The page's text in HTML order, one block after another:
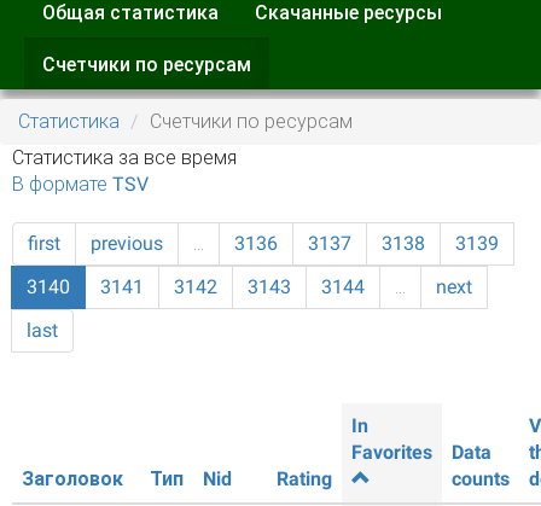
Главные вкладки
Общая статистика Скачанные ресурсы
Счетчики по ресурсам
вкладка)
Статистика
Счетчики по ресурсам
Статистика за все время
В формате TSV
first previous … 3136 3137 3138
3139
3140
3141 3142 3143 3144 …
next
last
Заголовок Тип Nid Rating
In
Favorites
Data
counts